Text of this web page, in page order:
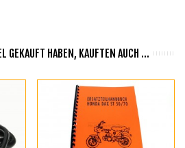
GEKAUFT HABEN, KAUFTEN AUCH ...